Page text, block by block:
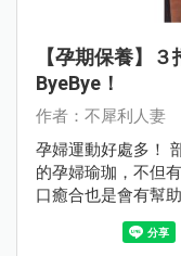
【孕期保養】
ByeBye！
作者：不犀利人妻
孕婦運動好處多！
的孕婦瑜珈，不但
口癒合也是會有幫助